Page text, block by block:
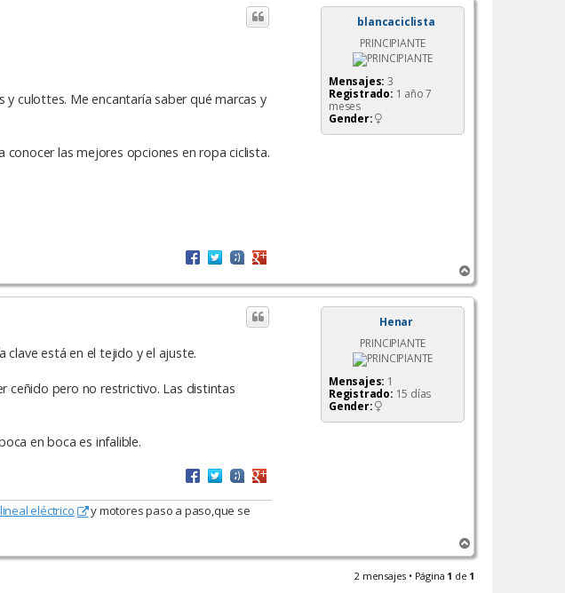
blancaciclista
PRINCIPIANTE
Mensajes: 3
Registrado: 1 año 7
meses
Gender:
culottes. Me encantaría saber qué marcas y
conocer las mejores opciones en ropa ciclista.
r
r
Henar
PRINCIPIANTE
Mensajes: 1
Registrado: 15 días
Gender:
clave está en el tejido y el ajuste.
ceñido pero no restrictivo. Las distintas
en boca es infalible.
eléctrico
y motores paso a paso,que se
r
r
2 mensajes • Página 1 de 1